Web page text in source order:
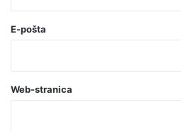
o
a
v
E-pošta
Web-stranica